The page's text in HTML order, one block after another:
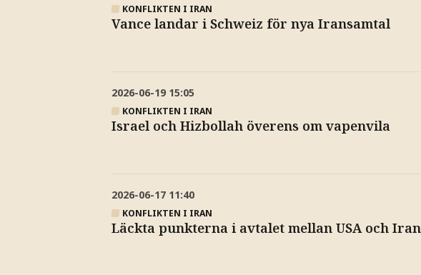
KONFLIKTEN I IRAN
Vance landar i Schweiz för nya Iransamtal
2026-06-19 15:05
KONFLIKTEN I IRAN
Israel och Hizbollah överens om vapenvila
2026-06-17 11:40
KONFLIKTEN I IRAN
Läckta punkterna i avtalet mellan USA och Iran